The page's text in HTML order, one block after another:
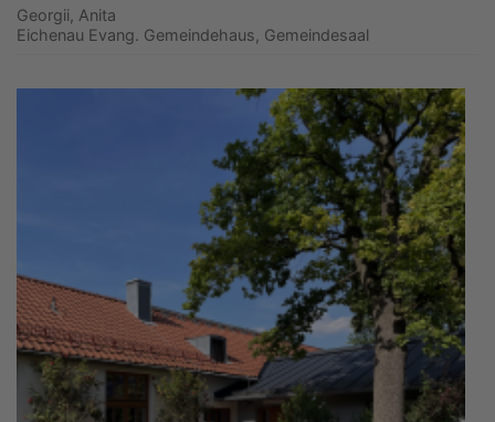
Georgii, Anita
Eichenau Evang. Gemeindehaus, Gemeindesaal